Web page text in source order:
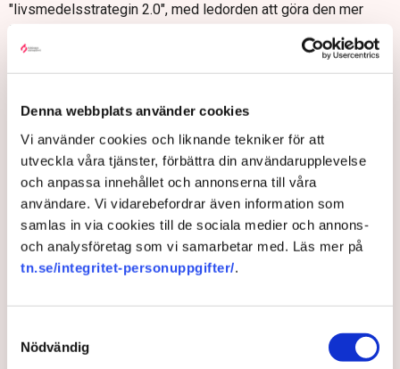
Denna webbplats använder cookies
Vi använder cookies och liknande tekniker för att
utveckla våra tjänster, förbättra din användarupplevelse
och anpassa innehållet och annonserna till våra
användare. Vi vidarebefordrar även information som
samlas in via cookies till de sociala medier och annons-
och analysföretag som vi samarbetar med. Läs mer på
tn.se/integritet-personuppgifter/.
Nödvändig
"livsmedelsstrategin 2.0", med ledorden att göra den mer
lönsam, konkurrenskraftig och robust.
Målet är att öka den totala livsmedelsproduktionen, främja
eventuell kris.
Jordbruksverket får i uppdrag att konkretisera
målsättningarna, meddelar Kullgren.
Den förra strategin antogs 2017. Sedan dess har den
svenska livsmedelsförsörjning påverkats av utmaningar som
torka, pandemi, stopp i den globala logistikkedjan och kriget i
Ukraina.
Den nya strategin följer i stort beslutet 2017 och tar likt den
Den inhemska produktionen har minskat de senaste